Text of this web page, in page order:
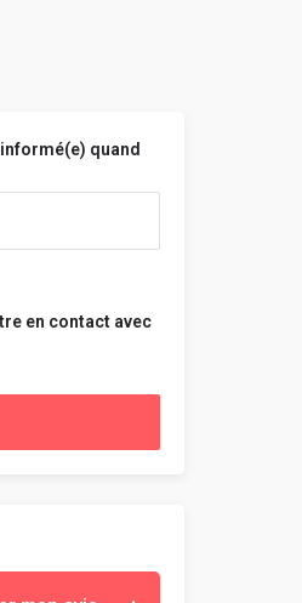
quand
en contact avec